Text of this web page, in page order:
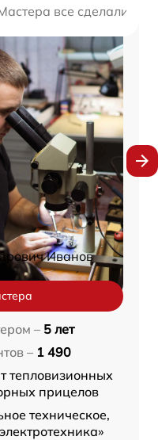
все сделали
Иванов
– 5 лет
– 1 490
тепловизионных
прицелов
техническое,